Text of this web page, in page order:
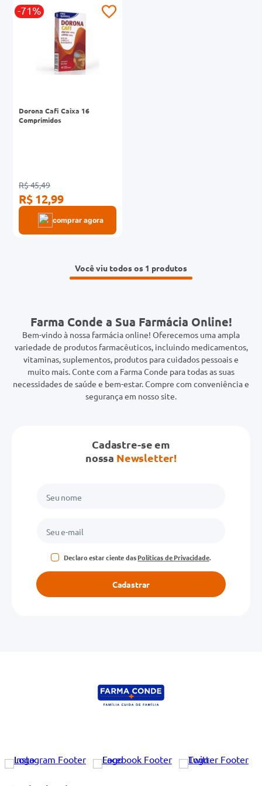
-71%
Dorona Cafi Caixa 16
Comprimidos
R$ 45,49
R$ 12,99
comprar agora
Você viu todos os 1
Farma Conde a Sua Farmácia Online!
Bem-vindo à nossa farmácia online! Oferecemos uma ampla
variedade de produtos farmacêuticos, incluindo medicamentos,
vitaminas, suplementos, produtos para cuidados pessoais e
muito mais. Conte com a Farma Conde para todas as suas
necessidades de saúde e bem-estar. Compre com conveniência e
segurança em nosso site.
Cadastre-se em
nossa Newsletter!
Declaro estar ciente dasPolíticas de Privacidade.
Cadastrar